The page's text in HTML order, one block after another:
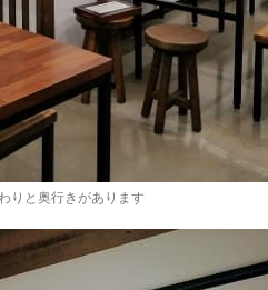
りと奥行きがあります